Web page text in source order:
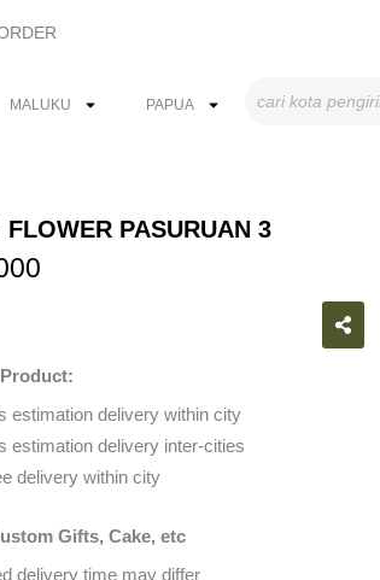
MALUKU PAPUA
FLOWER PASURUAN 3
estimation delivery within city
estimation delivery inter-cities
delivery within city
Gifts, Cake, etc
delivery time may differ